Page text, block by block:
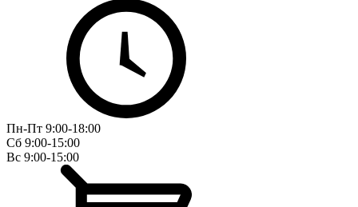
Пн-Пт 9:00-18:00
Сб 9:00-15:00
Вс 9:00-15:00